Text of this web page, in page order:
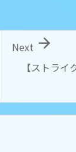
【ストラ

Next